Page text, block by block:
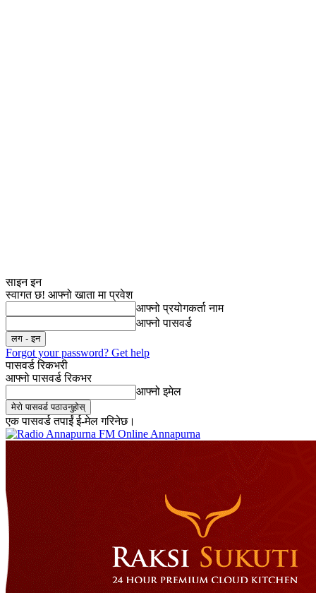
साइन इन
स्वागत छ! आफ्नो खाता मा प्रवेश
आफ्नो प्रयोगकर्ता नाम
आफ्नो पासवर्ड
Forgot your password? Get help
पासवर्ड रिकभरी
आफ्नो पासवर्ड रिकभर
आफ्नो इमेल
एक पासवर्ड तपाईं ई-मेल गरिनेछ।
Online Annapurna